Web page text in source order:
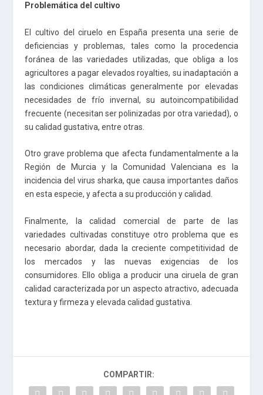
Problemática del cultivo
El cultivo del ciruelo en España presenta una serie de
deficiencias y problemas, tales como la procedencia
foránea de las variedades utilizadas, que obliga a los
agricultores a pagar elevados royalties, su inadaptación a
las condiciones climáticas generalmente por elevadas
necesidades de frío invernal, su autoincompatibilidad
frecuente (necesitan ser polinizadas por otra variedad), o
su calidad gustativa, entre otras.
Otro grave problema que afecta fundamentalmente a la
Región de Murcia y la Comunidad Valenciana es la
incidencia del virus sharka, que causa importantes daños
en esta especie, y afecta a su producción y calidad.
Finalmente, la calidad comercial de parte de las
variedades cultivadas constituye otro problema que es
necesario abordar, dada la creciente competitividad de
los mercados y las nuevas exigencias de los
consumidores. Ello obliga a producir una ciruela de gran
calidad caracterizada por un aspecto atractivo, adecuada
textura y firmeza y elevada calidad gustativa.
COMPARTIR: